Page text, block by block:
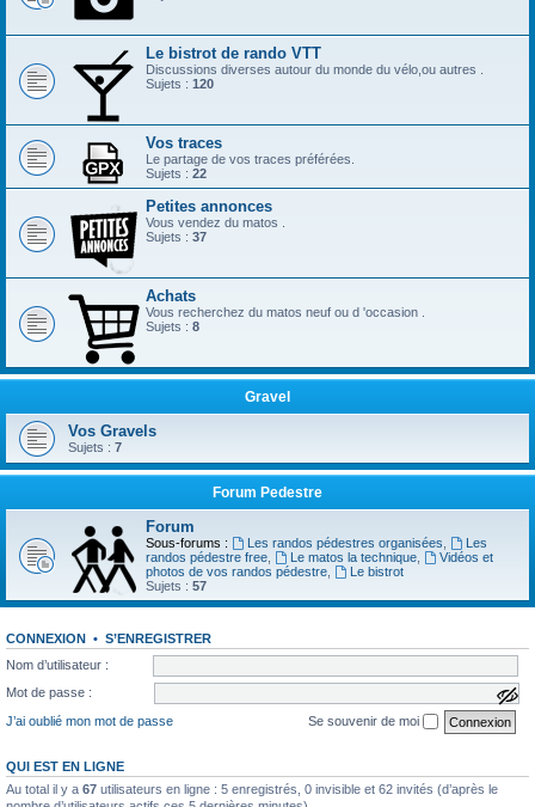
Le bistrot de rando VTT
Discussions diverses autour du monde du vélo,ou autres .
Sujets : 120
Vos traces
Le partage de vos traces préférées.
Sujets : 22
Petites annonces
Vous vendez du matos .
Sujets : 37
Achats
Vous recherchez du matos neuf ou d 'occasion .
Sujets : 8
Gravel
Vos Gravels
Sujets : 7
Forum Pedestre
Forum
Sous-forums : Les randos pédestres organisées
Les
randos pédestre free
Le matos la technique,
Vidéos et
photos de vos randos pédestre
Le bistrot
Sujets : 57
CONNEXION • S’ENREGISTRER
Nom d’utilisateur :
Mot de passe :
a
f
f
h
J’ai oublié mon mot de passe Se souvenir de moi
QUI EST EN LIGNE
Au total il y a 67 utilisateurs en ligne : 5 enregistrés, 0 invisible et 62 invités (d’après le